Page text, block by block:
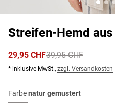
Streifen-Hemd
39,95 CHF
29,95 CHF
* inklusive MwSt., zzgl. Versandkosten
Farbenatur gemustert